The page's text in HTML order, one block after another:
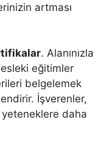
artması
. Alanınızla
eğitimler
belgelemek
İşverenler,
daha